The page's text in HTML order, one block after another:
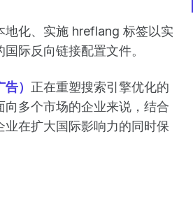
地化、实施 hreflang 标签以实
际反向链接配置文件。
） 正在重塑搜索引擎优化的
多个市场的企业来说，结合
在扩大国际影响力的同时保